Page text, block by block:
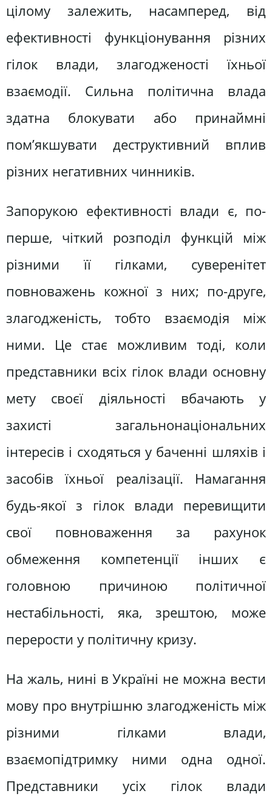
цілому залежить, насамперед, від
ефективності функціонування різних
гілок влади, злагодженості їхньої
взаємодії. Сильна політична влада
здатна блокувати або принаймні
пом’якшувати деструктивний вплив
різних негативних чинників.
Запорукою ефективності влади є, по-
перше, чіткий розподіл функцій між
різними її гілками, суверенітет
повноважень кожної з них; по-друге,
злагодженість, тобто взаємодія між
ними. Це стає можливим тоді, коли
представники всіх гілок влади основну
мету своєї діяльності вбачають у
захисті загальнонаціональних
інтересів і сходяться у баченні шляхів і
засобів їхньої реалізації. Намагання
будь-якої з гілок влади перевищити
свої повноваження за рахунок
обмеження компетенції інших є
головною причиною політичної
нестабільності, яка, зрештою, може
перерости у політичну кризу.
На жаль, нині в Україні не можна вести
мову про внутрішню злагодженість між
різними гілками влади,
взаємопідтримку ними одна одної.
Представники усіх гілок влади